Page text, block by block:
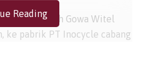
Daerah Gowa Witel
ke pabrik PT Inocycle cabang
Reading